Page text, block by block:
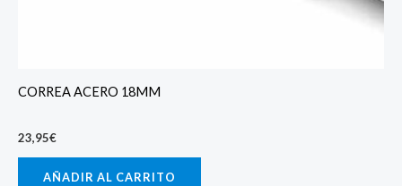
CORREA ACERO 18MM
23,95€
AÑADIR AL CARRITO